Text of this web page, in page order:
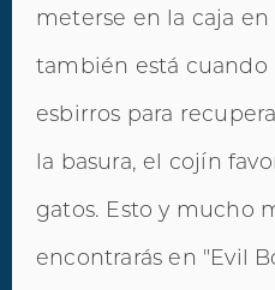
meterse en la caja en
también está cuando
esbirros para
la basura, el cojín
gatos. Esto y mucho
encontrarás en "Evil